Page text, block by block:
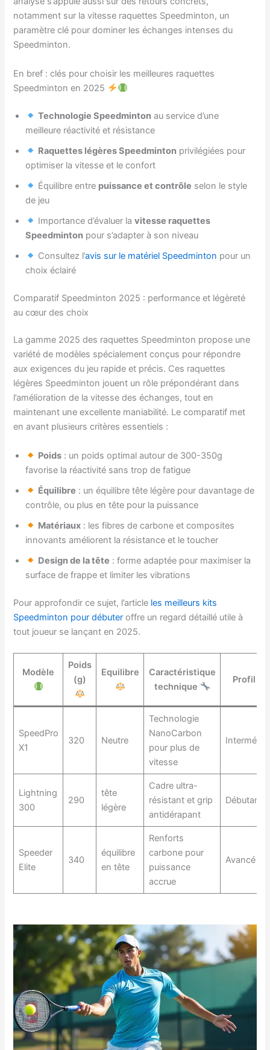
notamment sur la vitesse raquettes Speedminton, un
paramètre clé pour dominer les échanges intenses du
Speedminton.
En bref : clés pour choisir les meilleures raquettes
Speedminton en 2025
Technologie Speedminton au service d’une
meilleure réactivité et résistance
Raquettes légères Speedminton privilégiées pour
optimiser la vitesse et le confort
Équilibre entre puissance et contrôle selon le style
de jeu
Importance d’évaluer lavitesse raquettes
Speedminton pour s’adapter à son niveau
Consultez l’avis sur le matériel Speedminton pour un
choix éclairé
Comparatif Speedminton 2025 : performance et légèreté
au cœur des choix
La gamme 2025 des raquettes Speedminton propose une
variété de modèles spécialement conçus pour répondre
aux exigences du jeu rapide et précis. Ces raquettes
légères Speedminton jouent un rôle prépondérant dans
l’amélioration de la vitesse des échanges, tout en
maintenant une excellente maniabilité. Le comparatif met
en avant plusieurs critères essentiels :
Poids : un poids optimal autour de 300-350g
favorise la réactivité sans trop de fatigue
Équilibre : un équilibre tête légère pour davantage de
contrôle, ou plus en tête pour la puissance
Matériaux : les fibres de carbone et composites
innovants améliorent la résistance et le toucher
Design de la tête : forme adaptée pour maximiser la
surface de frappe et limiter les vibrations
Pour approfondir ce sujet, l’article les meilleurs kits
Speedminton pour débuter offre un regard détaillé utile à
tout joueur se lançant en 2025.
Modèle
Poids
(g)
Equilibre
Caractéristique
technique
Profil
SpeedPro
X1
320 Neutre
Technologie
NanoCarbon
pour plus de
vitesse
Lightning
300
290
tête
légère
Cadre ultra-
résistant et grip
antidérapant
Débutant/
Speeder
Elite
340
équilibre
en tête
Renforts
carbone pour
puissance
accrue
Avancé